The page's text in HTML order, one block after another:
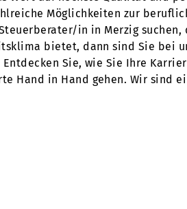
Möglichkeiten zur
in in Merzig
bietet, dann sind Sie bei
Sie, wie Sie Ihre
Hand in Hand gehen. Wir